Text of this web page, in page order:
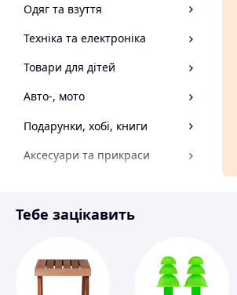
Одяг та взуття
Техніка та електроніка
Товари для дітей
Авто-, мото
Подарунки, хобі, книги
Аксесуари та прикраси
Спорт і відпочинок
Тебе зацікавить